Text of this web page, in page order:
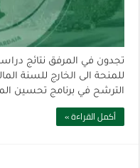
تجدون في المرفق نتائج
الترشح في برنامج تحسين
أكمل القراءة »